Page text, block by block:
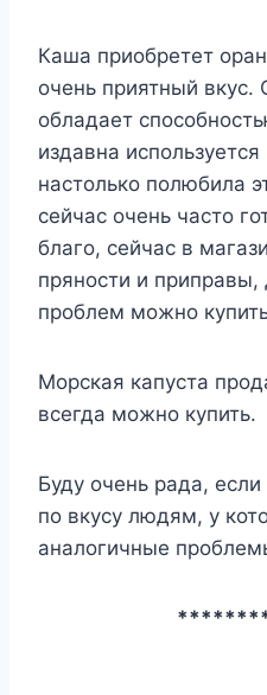
Каша приобретет
очень приятный вкус.
обладает
издавна
настолько полюбила
сейчас очень часто
благо, сейчас в
пряности и
проблем можно
Морская капуста
всегда можно купить.
Буду очень рада, если
по вкусу людям, у
аналогичные